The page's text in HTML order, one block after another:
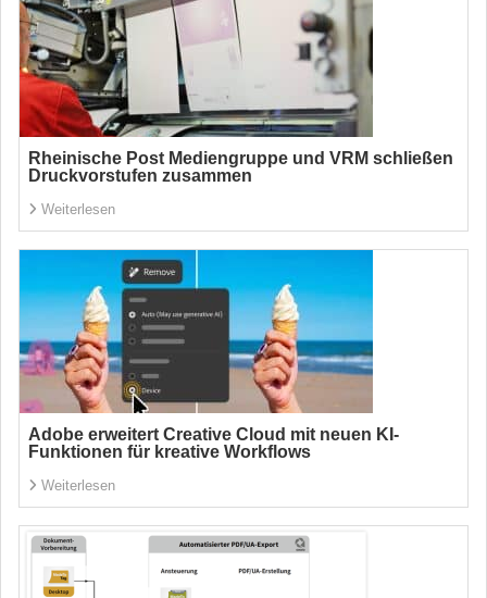
Rheinische Post Mediengruppe und VRM schließen
Druckvorstufen zusammen
Weiterlesen
Adobe erweitert Creative Cloud mit neuen KI-
Funktionen für kreative Workflows
Weiterlesen